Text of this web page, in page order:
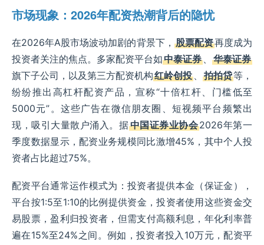
市场现象：2026年配资热潮背后的隐忧
在2026年A股市场波动加剧的背景下， 股票配资再度成为
投资者关注的焦点。多家配资平台如中泰证券 、 华泰证券
旗下子公司，以及第三方配资机构红岭创投 、 拍拍贷等，
纷纷推出高杠杆配资产品，宣称“十倍杠杆、门槛低至
5000元”。这些广告在微信朋友圈、短视频平台频繁出
现，吸引大量散户涌入。据中国证券业协会2026年第一
季度数据显示，配资业务规模同比激增45%，其中个人投
资者占比超过75%。
配资平台通常运作模式为：投资者提供本金（保证金），
平台按1:5至1:10的比例提供资金，投资者使用这些资金交
易股票，盈利归投资者，但需支付高额利息，年化利率普
遍在15%至24%之间。例如，投资者投入10万元，配资平